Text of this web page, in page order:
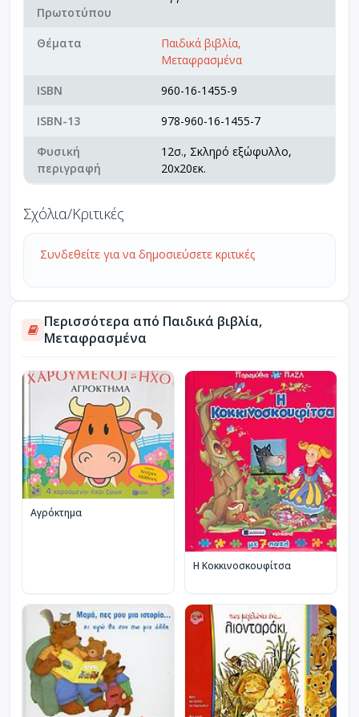
Πρωτοτύπου
Θέματα
Παιδικά βιβλία,
Μεταφρασμένα
ISBN
960-16-1455-9
ISBN-13
978-960-16-1455-7
Φυσική
περιγραφή
12σ., Σκληρό εξώφυλλο,
20x20εκ.
Σχόλια/Κριτικές
Συνδεθείτε για να δημοσιεύσετε κριτικές
Περισσότερα από Παιδικά βιβλία,
Μεταφρασμένα
Αγρόκτημα
Η Κοκκινοσκουφίτσα